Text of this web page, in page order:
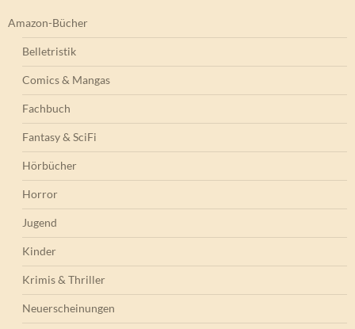
Amazon-Bücher
Belletristik
Comics & Mangas
Fachbuch
Fantasy & SciFi
Hörbücher
Horror
Jugend
Kinder
Krimis & Thriller
Neuerscheinungen